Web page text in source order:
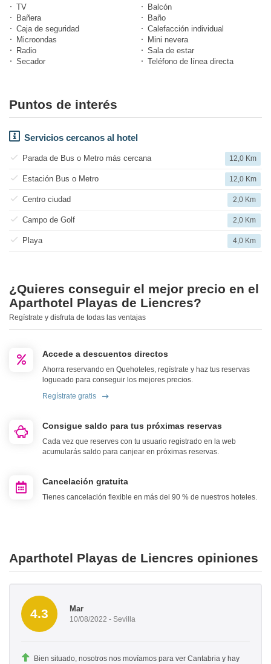
TV
Balcón
Bañera
Baño
Caja de seguridad
Calefacción individual
Microondas
Mini nevera
Radio
Sala de estar
Secador
Teléfono de línea directa
Puntos de interés
Servicios cercanos al hotel
Parada de Bus o Metro más cercana 12,0 Km
Estación Bus o Metro 12,0 Km
Centro ciudad 2,0 Km
Campo de Golf 2,0 Km
Playa 4,0 Km
¿Quieres conseguir el mejor precio en el
Aparthotel Playas de Liencres?
Regístrate y disfruta de todas las ventajas
Accede a descuentos directos
Ahorra reservando en Quehoteles, regístrate y haz tus reservas
logueado para conseguir los mejores precios.
Regístrate gratis
Consigue saldo para tus próximas reservas
Cada vez que reserves con tu usuario registrado en la web
acumularás saldo para canjear en próximas reservas.
Cancelación gratuita
Tienes cancelación flexible en más del 90 % de nuestros hoteles.
Aparthotel Playas de Liencres opiniones
4.3 Mar
10/08/2022 - Sevilla
Bien situado, nosotros nos movíamos para ver Cantabria y hay